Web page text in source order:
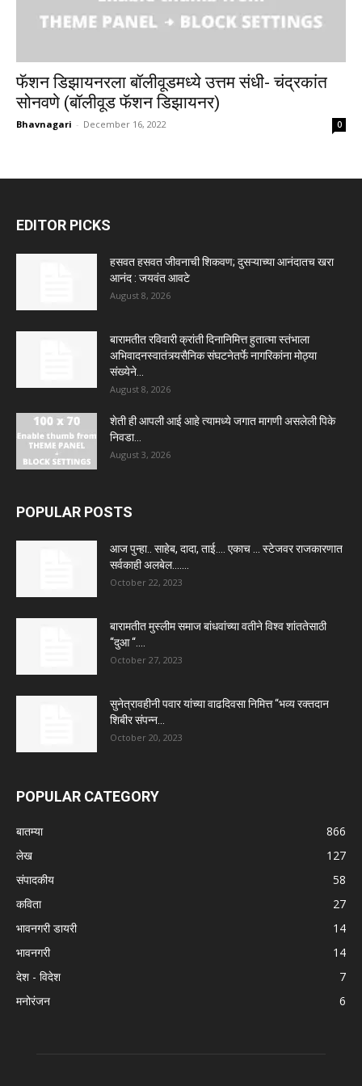
फॅशन डिझायनरला बॉलीवूडमध्ये उत्तम संधी- चंद्रकांत
सोनवणे (बॉलीवूड फॅशन डिझायनर)
Bhavnagari - December 16, 2022 0
EDITOR PICKS
हसवत हसवत जीवनाची शिकवण; दुसऱ्याच्या आनंदातच खरा
आनंद : जयवंत आवटे
August 8, 2026
बारामतीत रविवारी क्रांती दिनानिमित्त हुतात्मा स्तंभाला
अभिवादनस्वातंत्र्यसैनिक संघटनेतर्फे नागरिकांना मोठ्या
संख्येने...
August 8, 2026
शेती ही आपली आई आहे त्यामध्ये जगात मागणी असलेली पिके
निवडा...
August 3, 2026
POPULAR POSTS
आज पुन्हा.. साहेब, दादा, ताई…. एकाच … स्टेजवर राजकारणात
सर्वकाही अलबेल…....
October 22, 2023
बारामतीत मुस्लीम समाज बांधवांच्या वतीने विश्व शांततेसाठी
“दुआ “….
October 27, 2023
सुनेत्रावहीनी पवार यांच्या वाढदिवसा निमित्त “भव्य रक्तदान
शिबीर संपन्न…
October 20, 2023
POPULAR CATEGORY
बातम्या
866
लेख
127
संपादकीय
58
कविता
27
भावनगरी डायरी
14
भावनगरी
14
देश - विदेश
7
मनोरंजन
6